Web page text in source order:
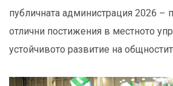
публичната администрация 2026 –
отлични постижения в местното
устойчивото развитие на